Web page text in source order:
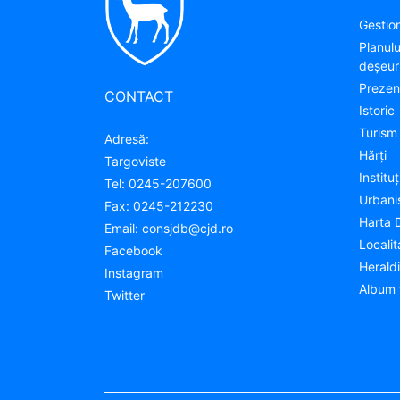
CONTACT
Adresă:
Targoviste
Tel: 0245-207600
Fax: 0245-212230
Email: consjdb@cjd.ro
Facebook
Instagram
Twitter
Istoric
Turism
Hărţi
Harta
Album